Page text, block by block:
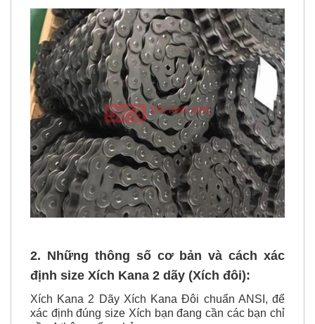
2. Những thông số cơ bản và cách xác
định size Xích Kana 2 dãy (Xích đôi):
Xích Kana 2 Dãy Xích Kana Đôi chuẩn ANSI, để